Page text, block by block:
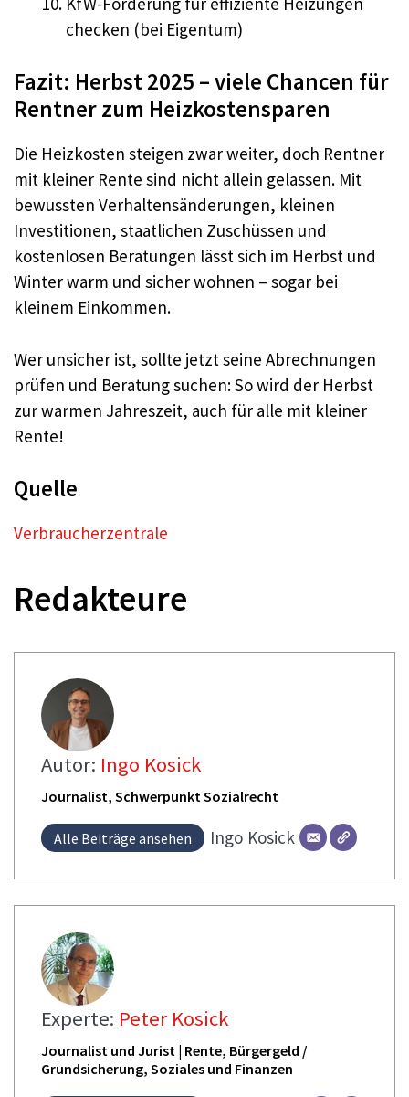
checken (bei Eigentum)
Fazit: Herbst 2025 – viele Chancen für
Rentner zum Heizkostensparen
Die Heizkosten steigen zwar weiter, doch Rentner
mit kleiner Rente sind nicht allein gelassen. Mit
bewussten Verhaltensänderungen, kleinen
Investitionen, staatlichen Zuschüssen und
kostenlosen Beratungen lässt sich im Herbst und
Winter warm und sicher wohnen – sogar bei
kleinem Einkommen.
Wer unsicher ist, sollte jetzt seine Abrechnungen
prüfen und Beratung suchen: So wird der Herbst
zur warmen Jahreszeit, auch für alle mit kleiner
Rente!
Quelle
Verbraucherzentrale
Redakteure
Autor: Ingo Kosick
Journalist, Schwerpunkt Sozialrecht
Alle Beiträge ansehen Ingo Kosick
Experte: Peter Kosick
Journalist und Jurist | Rente, Bürgergeld /
Grundsicherung, Soziales und Finanzen